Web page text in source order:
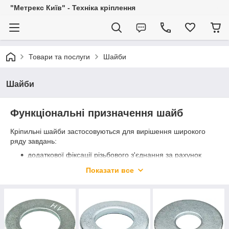
"Метрекс Київ" - Техніка кріплення
Товари та послуги Шайби
Шайби
Функціональні призначення шайб
Кріпильні шайби застосовуються для вирішення широкого
ряду завдань:
додаткової фіксації різьбового з'єднання за рахунок
продавлювання їх капелюшком гвинта або туго
затягнутою гайкою;
механічної або електричної ізоляції капелюшки
Показати все